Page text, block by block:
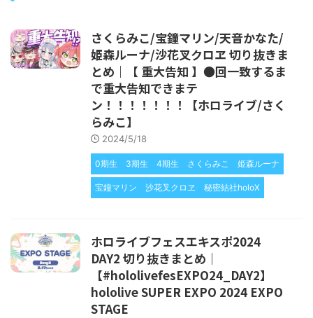
さくらみこ/宝鐘マリン/天音かなた/
姫森ルーナ/沙花叉クロヱ 切り抜きま
とめ｜【 重大告知 】●回一致するま
で重大告知できまテ
ン！！！！！！！【ホロライブ/さく
らみこ】
2024/5/18
0期生 3期生 4期生 さくらみこ 姫森ルーナ
宝鐘マリン 沙花叉クロヱ 秘密結社holoX
ホロライブフェスエキスポ2024
DAY2 切り抜きまとめ｜
【#hololivefesEXPO24_DAY2】
hololive SUPER EXPO 2024 EXPO
STAGE